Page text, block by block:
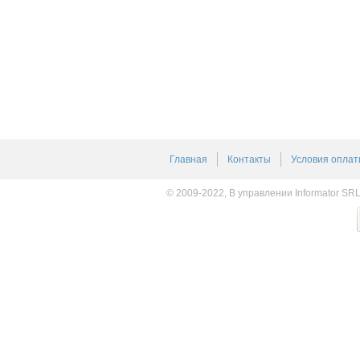
Главная Контакты Условия
© 2009-2022, В управлении Informator SRL